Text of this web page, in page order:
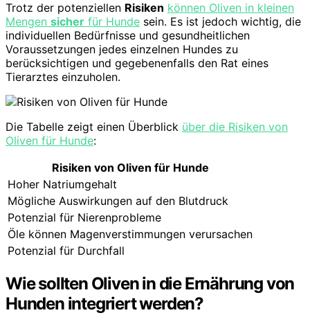
Trotz der potenziellen Risiken können Oliven in kleinen
Mengen sicher für Hunde sein. Es ist jedoch wichtig, die
individuellen Bedürfnisse und gesundheitlichen
Voraussetzungen jedes einzelnen Hundes zu
berücksichtigen und gegebenenfalls den Rat eines
Tierarztes einzuholen.
Die Tabelle zeigt einen Überblick über die Risiken von
Oliven für Hunde:
Risiken von Oliven für Hunde
Hoher Natriumgehalt
Mögliche Auswirkungen auf den Blutdruck
Potenzial für Nierenprobleme
Öle können Magenverstimmungen verursachen
Potenzial für Durchfall
Wie sollten Oliven in die Ernährung von
Hunden integriert werden?